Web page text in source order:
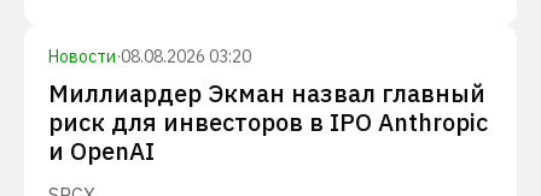
Новости·08.08.2026 03:20
Миллиардер Экман назвал главный
риск для инвесторов в IPO Anthropic
и OpenAI